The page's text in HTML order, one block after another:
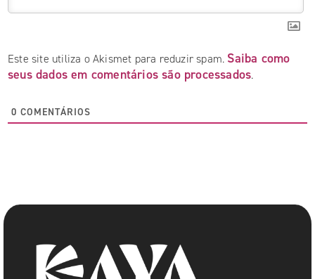
Este site utiliza o Akismet para reduzir spam. Saiba como
seus dados em comentários são processados.
0 COMENTÁRIOS